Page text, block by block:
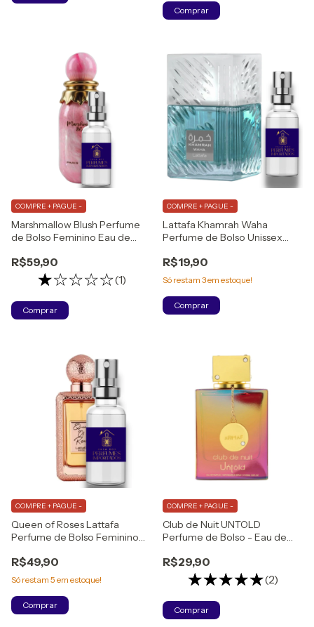
Comprar
Marshmallow Blush Perfume
de Bolso Feminino Eau de
R$59,90
(1)
COMPRE + PAGUE -
Comprar
Lattafa Khamrah Waha
Perfume de Bolso Unissex
R$19,90
COMPRE + PAGUE -
Só restam 3em estoque!
Comprar
Queen of Roses Lattafa
Perfume de Bolso Feminino
R$49,90
COMPRE + PAGUE -
Só restam 5 em estoque!
Comprar
Club de Nuit UNTOLD
Perfume de Bolso - Eau de
R$29,90
(2)
COMPRE + PAGUE -
Comprar